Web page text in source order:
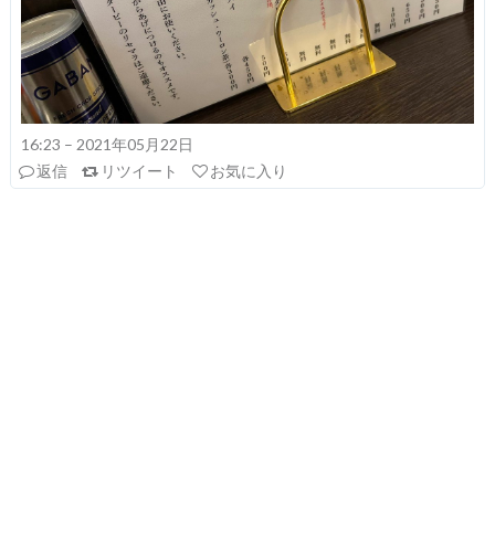
16:23 – 2021年05月22日
返信
リツイート お気に入り